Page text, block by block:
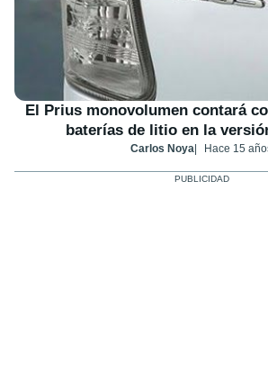
El Prius monovolumen contará
baterías de litio en la
Carlos Noya Hace 15